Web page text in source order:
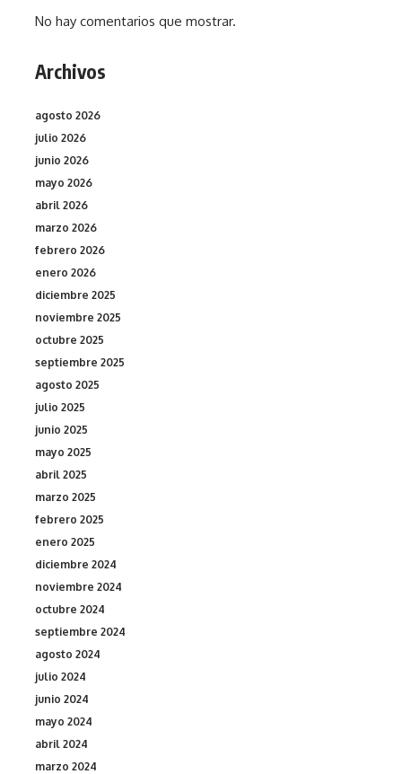
No hay comentarios que mostrar.
Archivos
agosto 2026
julio 2026
junio 2026
mayo 2026
abril 2026
marzo 2026
febrero 2026
enero 2026
diciembre 2025
noviembre 2025
octubre 2025
septiembre 2025
agosto 2025
julio 2025
junio 2025
mayo 2025
abril 2025
marzo 2025
febrero 2025
enero 2025
diciembre 2024
noviembre 2024
octubre 2024
septiembre 2024
agosto 2024
julio 2024
junio 2024
mayo 2024
abril 2024
marzo 2024